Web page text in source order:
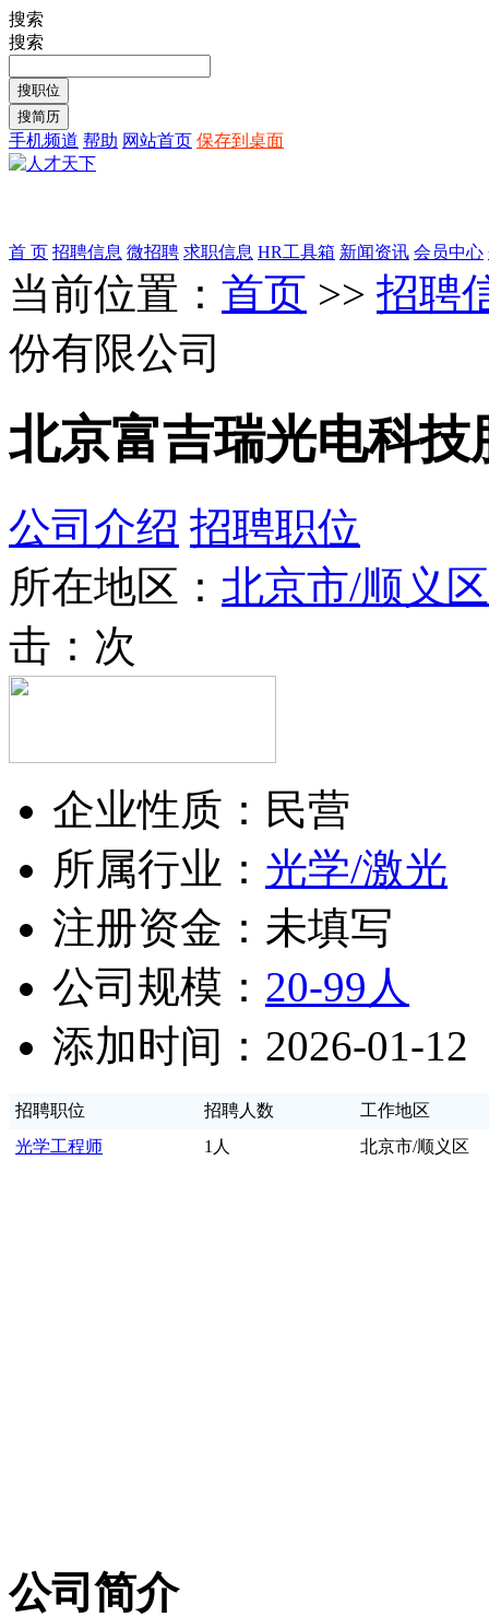
搜索
搜索
手机频道 帮助 网站首页 保存到桌面
首 页 招聘信息 微招聘 求职信息 HR工具箱 新闻资讯 会员中心
当前位置： 首页 >> 招聘
份有限公司
北京富吉瑞光电科技
公司介绍 招聘职位
所在地区： 北京市/顺义区
击： 次
企业性质：民营
所属行业： 光学/激光
注册资金：未填写
公司规模： 20-99人
添加时间：2026-01-12
招聘职位 招聘人数
工作地区
光学工程师
1人 北京市/顺义区
公司简介